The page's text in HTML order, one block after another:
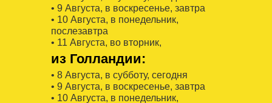
• 9 Августa, в воскресенье, завтра
• 10 Августa, в понедельник,
послезавтра
• 11 Августa, во вторник,
из Голландии:
• 8 Августa, в субботу, сегодня
• 9 Августa, в воскресенье, завтра
• 10 Августa, в понедельник,